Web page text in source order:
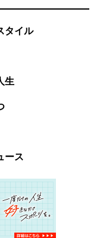
タイル
生
ース